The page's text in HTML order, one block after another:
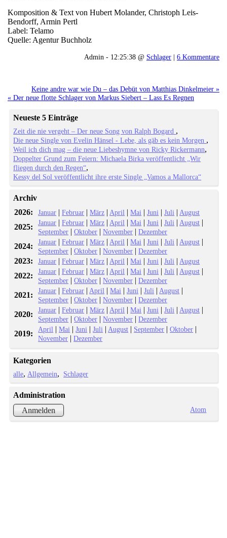
Komposition & Text von Hubert Molander, Christoph Leis-
Bendorff, Armin Pertl
Label: Telamo
Quelle: Agentur Buchholz
Admin - 12:25:38 @ Schlager | 6 Kommentare
Keine andre war wie Du – das Debüt von Matthias Dinkelmeier »
« Der neue flotte Schlager von Markus Siebert – Lass Es Regnen
Neueste 5 Einträge
Zeit die nie vergeht – Der neue Song von Ralph Bogard
Die neue Single von Evelin Hänsel - Lebe, als gäb es kein Morgen
Weil ich dich mag – die neue Liebeshymne von Ricky Rickermann
Doppelter Grund zum Feiern: Michaela Birka veröffentlicht „Wir
fliegen durch den Regen“
Kessy del Sol veröffentlicht ihre erste Single „Vamos a Mallorca“
Archiv
2026:
Januar |Februar |März | April |Mai |Juni |Juli | August
2025: Januar |Februar |März | April |Mai |Juni |Juli | August |
September |Oktober |November |Dezember
2024: Januar |Februar |März | April |Mai |Juni |Juli | August |
September |Oktober |November |Dezember
2023: Januar |Februar |März | April |Mai |Juni |Juli | August
2022: Januar |Februar |März | April |Mai |Juni |Juli | August |
September |Oktober |November |Dezember
2021: Januar |Februar | April |Mai |Juni |Juli | August |
September |Oktober |November |Dezember
2020: Januar |Februar |März | April |Mai |Juni |Juli | August |
September |Oktober |November |Dezember
2019: April |Mai |Juni |Juli | August | September |Oktober |
November |Dezember
Kategorien
alle Allgemein Schlager
Administration
Anmelden
Atom